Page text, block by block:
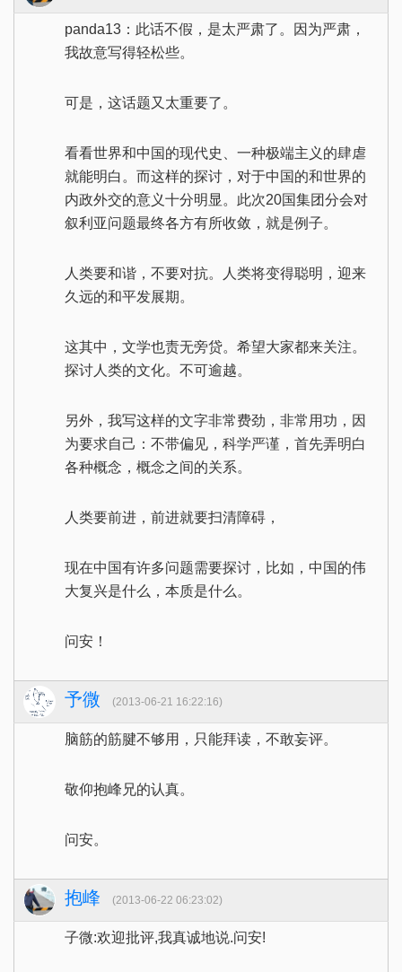
panda13：此话不假，是太严肃了。因为严肃，
我故意写得轻松些。
可是，这话题又太重要了。
看看世界和中国的现代史、一种极端主义的肆虐
就能明白。而这样的探讨，对于中国的和世界的
内政外交的意义十分明显。此次20国集团分会对
叙利亚问题最终各方有所收敛，就是例子。
人类要和谐，不要对抗。人类将变得聪明，迎来
久远的和平发展期。
这其中，文学也责无旁贷。希望大家都来关注。
探讨人类的文化。不可逾越。
另外，我写这样的文字非常费劲，非常用功，因
为要求自己：不带偏见，科学严谨，首先弄明白
各种概念，概念之间的关系。
人类要前进，前进就要扫清障碍，
现在中国有许多问题需要探讨，比如，中国的伟
大复兴是什么，本质是什么。
问安！
予微 (2013-06-21 16:22:16)
脑筋的筋腱不够用，只能拜读，不敢妄评。
敬仰抱峰兄的认真。
问安。
抱峰 (2013-06-22 06:23:02)
子微:欢迎批评,我真诚地说.问安!